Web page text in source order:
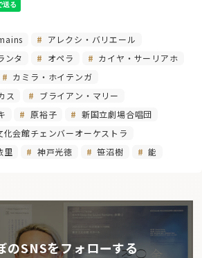
アレクシ・バリエール
ンタ
オペラ
カイヤ・サーリアホ
カミラ・ホイテンガ
ス
ブライアン・マリー
原裕子
新国立劇場合唱団
化会館チェンバーオーケストラ
里 神戸光徳 笹沼樹 能
のSNSをフォローする